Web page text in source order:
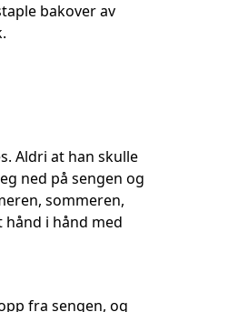
bakover av
Aldri at han skulle
ned på sengen og
sommeren,
i hånd med
fra sengen, og